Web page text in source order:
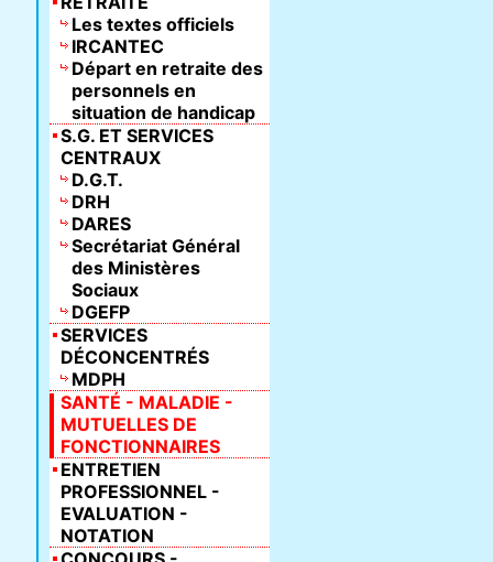
Les textes officiels
IRCANTEC
Départ en retraite des
personnels en
situation de handicap
S.G. ET SERVICES
CENTRAUX
D.G.T.
DRH
DARES
Secrétariat Général
des Ministères
Sociaux
DGEFP
SERVICES
DÉCONCENTRÉS
MDPH
SANTÉ - MALADIE -
MUTUELLES DE
FONCTIONNAIRES
ENTRETIEN
PROFESSIONNEL -
EVALUATION -
NOTATION